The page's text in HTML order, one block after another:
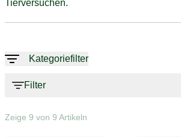
Tierversuchen.
Kategoriefilter
Filter
Zeige 9 von 9 Artikeln